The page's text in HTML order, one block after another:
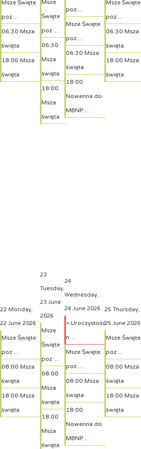
Msze Święte
poz ...
06:30 Msza
święta
18:00 Msza
święta
Msze
Święte
poz ...
06:30
Msza
święta
18:00
Msza
święta
poz ...
Msze Święte
poz ...
06:30 Msza
święta
18:00
Nowenna do
MBNP ...
Msze Święte
poz ...
06:30 Msza
święta
18:00 Msza
święta
22 Monday,
22 June 2026
Msze Święte
poz ...
08:00 Msza
święta
18:00 Msza
święta
23
Tuesday,
23 June
2026
Msze
Święte
poz ...
08:00
Msza
święta
18:00
Msza
święta
24
Wednesday,
24 June 2026
> Uroczystość
n ...
Msze Święte
poz ...
08:00 Msza
święta
18:00
Nowenna do
MBNP ...
25 Thursday,
25 June 2026
Msze Święte
poz ...
08:00 Msza
święta
18:00 Msza
święta